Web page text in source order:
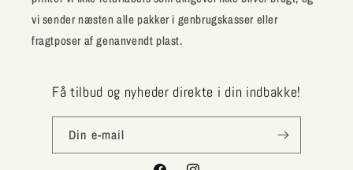
vi sender næsten alle pakker i genbrugskasser eller
fragtposer af genanvendt plast.
Få tilbud og nyheder direkte i din indbakke!
Din e-mail